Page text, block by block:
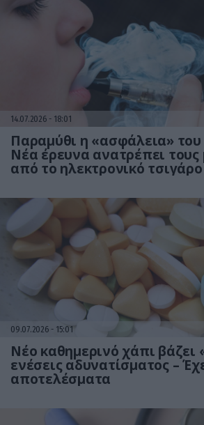
14.07.2026 18:01
Παραμύθι η «ασφάλεια» του
Νέα έρευνα ανατρέπει
από το ηλεκτρονικό τσιγάρο
09.07.2026 15:01
Νέο καθημερινό χάπι βάζει
ενέσεις αδυνατίσματος –
αποτελέσματα